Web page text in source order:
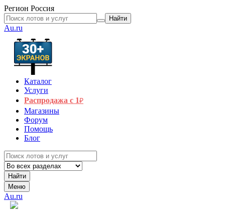
Регион Россия
Найти
Au.ru
Каталог
Услуги
Распродажа с 1₽
Магазины
Форум
Помощь
Блог
Найти
Меню
Au.ru